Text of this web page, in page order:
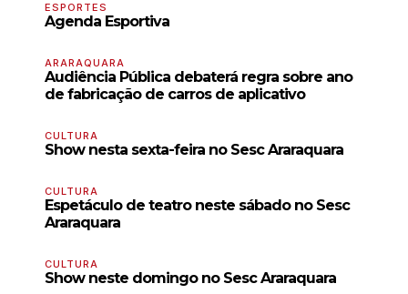
ESPORTES
Agenda Esportiva
ARARAQUARA
Audiência Pública debaterá regra sobre ano
de fabricação de carros de aplicativo
CULTURA
Show nesta sexta-feira no Sesc Araraquara
CULTURA
Espetáculo de teatro neste sábado no Sesc
Araraquara
CULTURA
Show neste domingo no Sesc Araraquara